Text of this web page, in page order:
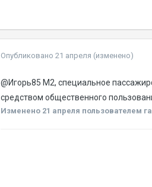
Опубликовано 21 апреля (изменено)
@Игорь85 M2, специальное
средством общественного
Изменено 21 апреля пользователем